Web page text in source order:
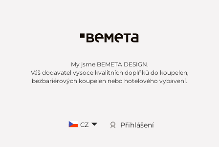
My jsme BEMETA DESIGN.
Váš dodavatel vysoce kvalitních doplňků do koupelen,
bezbariérových koupelen nebo hotelového vybavení.
CZ Přihlášení